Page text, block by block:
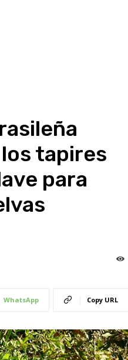
tapires
para
WhatsApp Copy URL